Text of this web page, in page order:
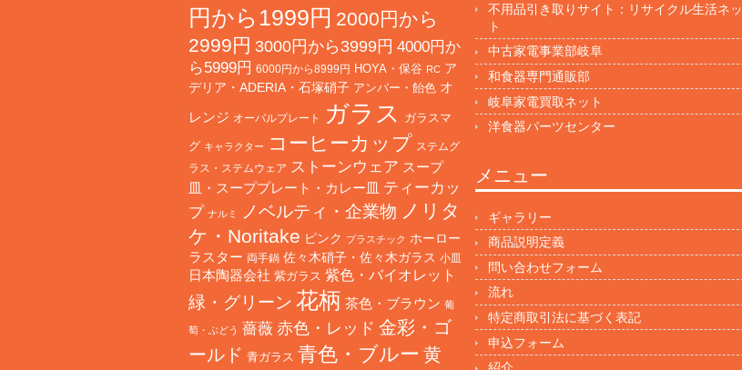
不用品引き取りサイト：リサイクル生活ネッ
ト
中古家電事業部岐阜
和食器専門通販部
岐阜家電買取ネット
洋食器パーツセンター
円から1999円 2000円から
2999円 3000円から3999円 4000円か
ら5999円 6000円から8999円 HOYA・保谷 RC ア
デリア・ADERIA・石塚硝子 アンバー・飴色 オ
レンジ オーバルプレート ガラス ガラスマ
グ キャラクター コーヒーカップ ステムグ
ラス・ステムウェア ストーンウェア スープ
皿・スーププレート・カレー皿 ティーカッ
プ ナルミ ノベルティ・企業物 ノリタ
ケ・Noritake ピンク プラスチック ホーロー
ラスター 両手鍋 佐々木硝子・佐々木ガラス 小皿
日本陶器会社 紫ガラス 紫色・バイオレット
緑・グリーン 花柄 茶色・ブラウン 葡
萄・ぶどう 薔薇 赤色・レッド 金彩・ゴ
ールド 青ガラス 青色・ブルー 黄
メニュー
ギャラリー
商品説明定義
問い合わせフォーム
流れ
特定商取引法に基づく表記
申込フォーム